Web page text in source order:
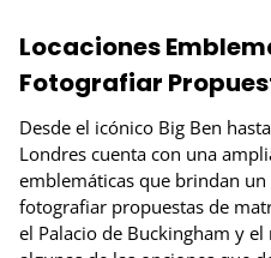
Locaciones
Fotografiar
Desde el icónico Big Ben
Londres cuenta con una
emblemáticas que brindan
fotografiar propuestas de
el Palacio de Buckingham y